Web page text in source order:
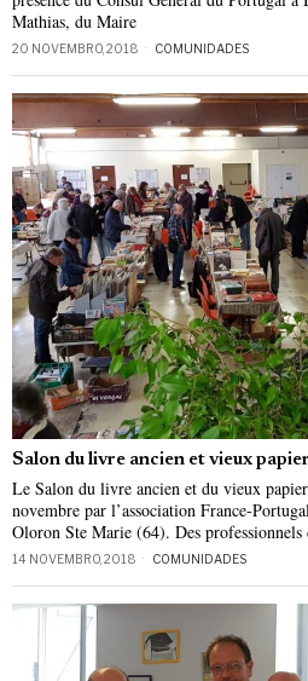
Mathias, du Maire
20 NOVEMBRO, 2018 COMUNIDADES
Salon du livre ancien et vieux
Le Salon du livre ancien et du vieux
novembre par l’association France-
Oloron Ste Marie (64). Des
14 NOVEMBRO, 2018 COMUNIDADES